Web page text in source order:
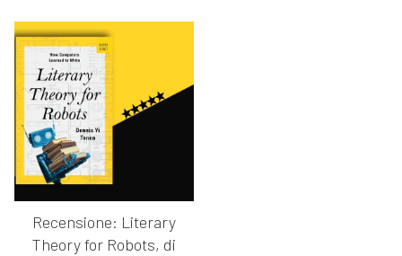
Recensione: Literary
Theory for Robots, di